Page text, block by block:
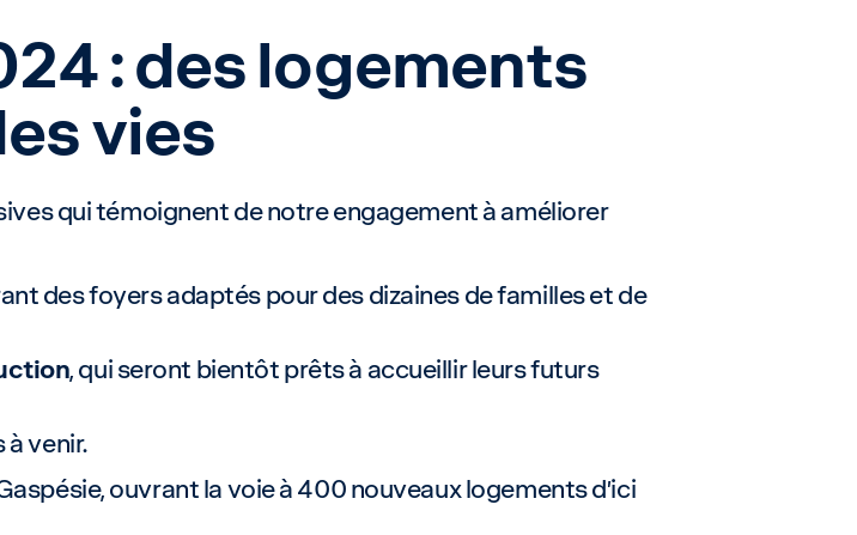
: des logements
vies
qui témoignent de notre engagement à améliorer
des foyers adaptés pour des dizaines de familles et de
, qui seront bientôt prêts à accueillir leurs futurs
à venir.
ouvrant la voie à 400 nouveaux logements d’ici